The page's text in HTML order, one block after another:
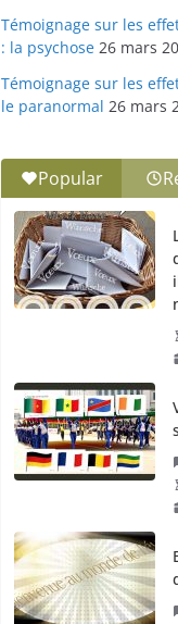
Témoignage sur les
: la psychose 26 mars
Témoignage sur les
le paranormal 26 mars
Popular